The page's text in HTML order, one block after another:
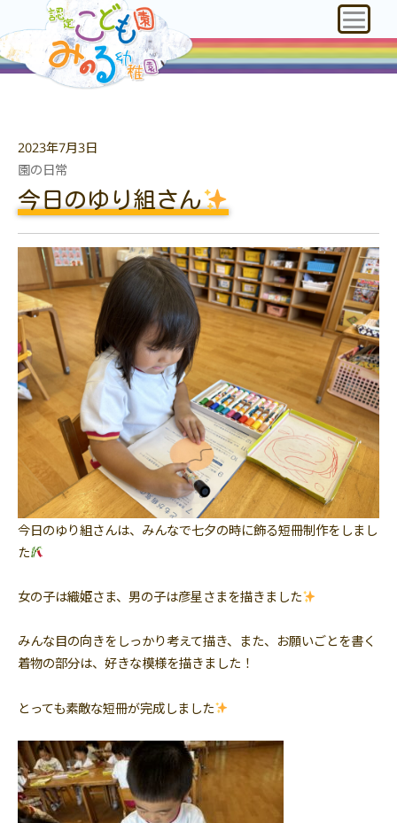
2023年7月3日
園の日常
今日のゆり組さん
今日のゆり組さんは、みんなで七夕の時に飾る短冊制作をしまし
た
女の子は織姫さま、男の子は彦星さまを描きました
みんな目の向きをしっかり考えて描き、また、お願いごとを書く
着物の部分は、好きな模様を描きました！
とっても素敵な短冊が完成しました